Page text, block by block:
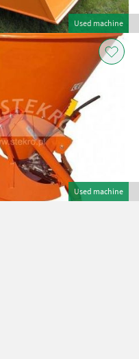
Used machine
Used machine